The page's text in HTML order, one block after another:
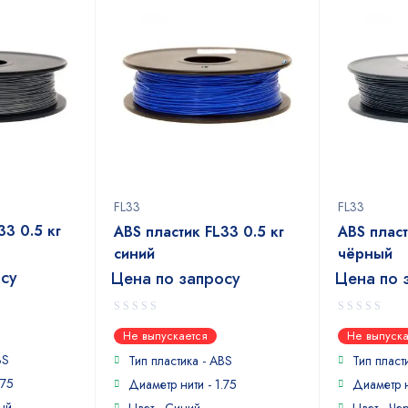
0.5 кг
FL33
ABS пластик FL33 0.5 кг
синий
Цена по запросу
0
out
of
Не выпускается
Тип пластика - ABS
Диаметр нити - 1.75
FL33
ABS
чёрный
Цена по
0
out
of
Не
Тип
Диаметр